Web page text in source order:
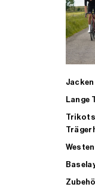
Jacken
Lange
Westen
ALLE